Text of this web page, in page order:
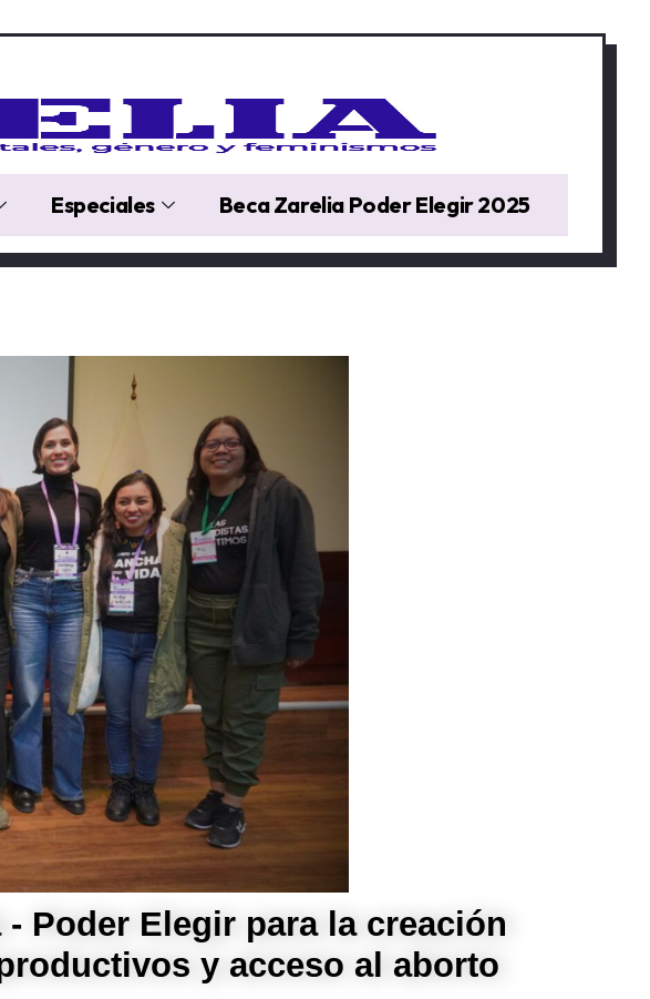
Especiales Beca Zarelia Poder Elegir 2025
Poder Elegir para la creación
y acceso al aborto